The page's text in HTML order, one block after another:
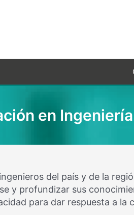
en
del país y de la
y profundizar sus
para dar respuesta a la